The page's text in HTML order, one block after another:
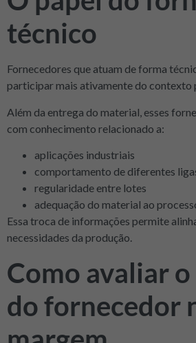
técnico
Fornecedores que atuam de forma
participar mais ativamente do contexto
Além da entrega do material, esses
com conhecimento relacionado a:
aplicações industriais
comportamento de diferentes
regularidade entre lotes
adequação do material ao
Essa troca de informações permite
necessidades da produção.
Como avaliar
do fornecedor